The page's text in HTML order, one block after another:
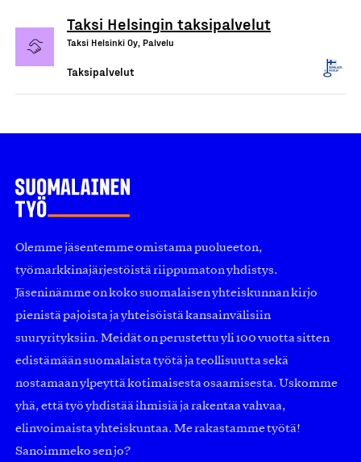
Taksi Helsingin taksipalvelut
Taksi Helsinki Oy, Palvelu
Taksipalvelut
Olemme jäsentemme omistama puolueeton,
työmarkkinajärjestöistä riippumaton yhdistys.
Jäseninämme on koko suomalaisen yhteiskunnan kirjo
pienistä pajoista ja yhteisöistä kansainvälisiin
suuryrityksiin. Meidät on perustettu yli 100 vuotta sitten
edistämään suomalaista työtä ja teollisuutta sekä
nostamaan ylpeyttä kotimaisesta osaamisesta. Uskomme
yhä, että työ yhdistää ihmisiä ja rakentaa vahvaa,
elinvoimaista yhteiskuntaa. Me rakastamme työtä!
Sanoimmeko sen jo?